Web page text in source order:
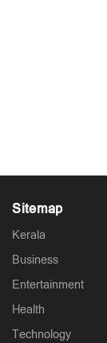
80 ലക്ഷം
Sitemap
Kerala
Business
Entertainment
Health
Technology